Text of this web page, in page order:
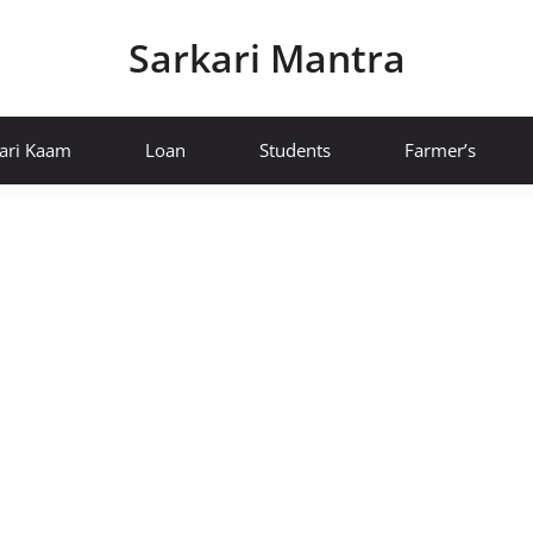
Sarkari Mantra
Kaam Loan Students Farmer’s